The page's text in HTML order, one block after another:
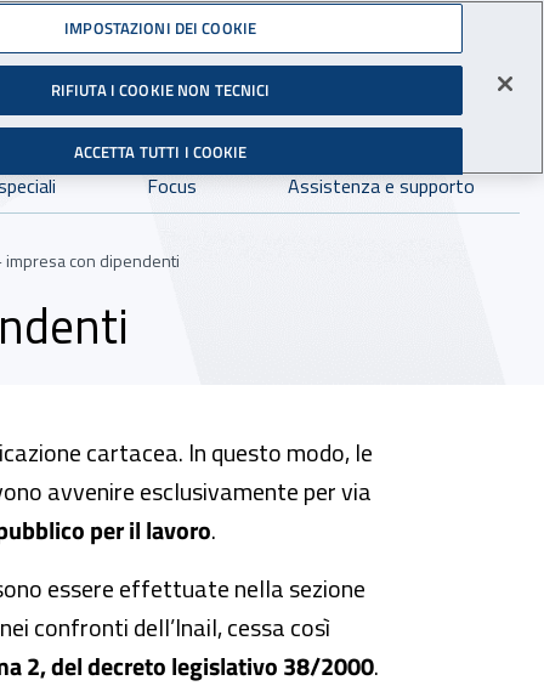
Infortuni sul Lavoro
Facebook - Sito esterno - Apertura in nuova finestra
X- Sito esterno - Apertura in nuova finestra
Instagram - Sito esterno - Apertura in
Linkedin - Sito esterno -
Youtube - Sito esterno -
Tiktok - SitoSpreaker -
Dove cercare:
Focus Assistenza e supporto
con dipendenti
cartacea. In questo modo, le
avvenire esclusivamente per via
per il lavoro.
essere effettuate nella sezione
confronti dell’Inail, cessa così
2, del decreto legislativo 38/2000.
IMPOSTAZIONI DEI COOKIE
RIFIUTA I COOKIE NON TECNICI
ACCETTA TUTTI I COOKIE